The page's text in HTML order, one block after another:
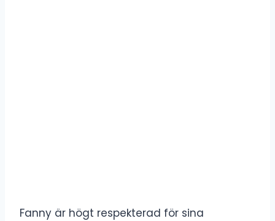
Fanny är högt respekterad för sina